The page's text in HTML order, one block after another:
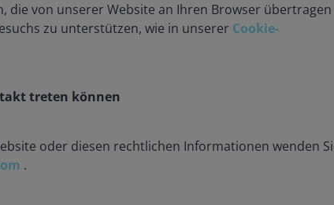
Aktuelles & Relevantes
schlafen:
in einer
von Teilsektoren der
bieten.
die von unserer Website an Ihren Browser übertragen
zu unterstützen, wie in unserer Cookie-
treten können
oder diesen rechtlichen Informationen wenden
.